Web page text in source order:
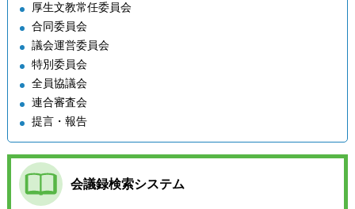
厚生文教常任委員会
合同委員会
議会運営委員会
特別委員会
全員協議会
連合審査会
提言・報告
会議録検索システム